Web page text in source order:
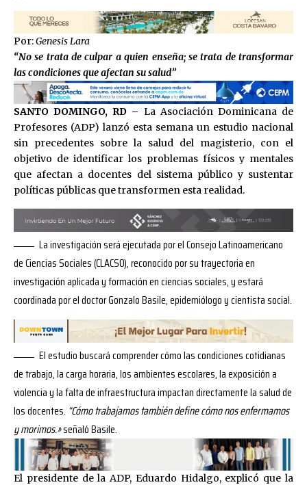
Por:Genesis Lara
“No se trata de culpar a quien enseña; se trata de transformar
las condiciones que afectan su salud”
SANTO DOMINGO, RD – La Asociación Dominicana de
Profesores (ADP) lanzó esta semana un estudio nacional
sin precedentes sobre la salud del magisterio, con el
objetivo de identificar los problemas físicos y mentales
que afectan a docentes del sistema público y sustentar
políticas públicas que transformen esta realidad.
La investigación será ejecutada por elConsejo Latinoamericano
de Ciencias Sociales (CLACSO), reconocido por su trayectoria en
investigación aplicada y formación en ciencias sociales, y estará
coordinada por el doctorGonzalo Basile, epidemiólogo y cientista social.
El estudio buscará comprender cómo las condiciones cotidianas
de trabajo, la carga horaria, los ambientes escolares, la exposición a
violencia y la falta de infraestructura impactan directamente la salud de
los docentes. “Cómo trabajamos también define cómo nos enfermamos
y morimos.»señaló Basile.
El presidente de la ADP, Eduardo Hidalgo, explicó que la